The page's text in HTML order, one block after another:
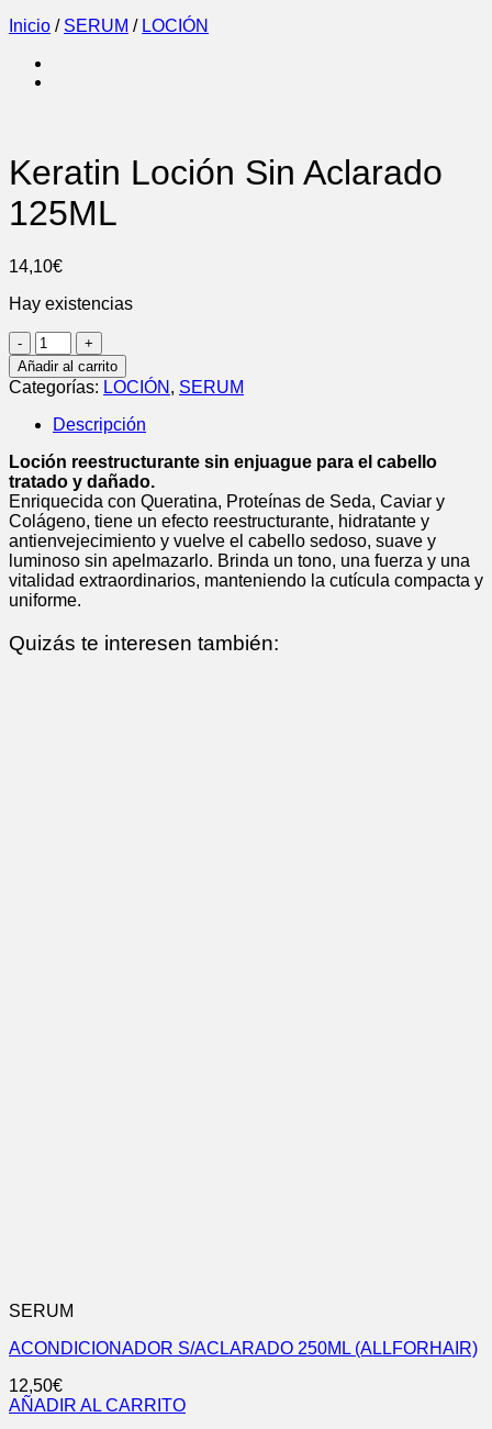
Inicio / SERUM / LOCIÓN
Keratin Loción Sin Aclarado
125ML
14,10€
Hay existencias
Keratin
Loción
Sin
Aclarado
125ML
cantidad
Añadir al carrito
Categorías: LOCIÓN , SERUM
Descripción
Loción reestructurante sin enjuague para el cabello
tratado y dañado.
Enriquecida con Queratina, Proteínas de Seda, Caviar y
Colágeno, tiene un efecto reestructurante, hidratante y
antienvejecimiento y vuelve el cabello sedoso, suave y
luminoso sin apelmazarlo. Brinda un tono, una fuerza y una
vitalidad extraordinarios, manteniendo la cutícula compacta y
uniforme.
Quizás te interesen también:
SERUM
ACONDICIONADOR S/ACLARADO 250ML (ALLFORHAIR)
12,50€
AÑADIR AL CARRITO